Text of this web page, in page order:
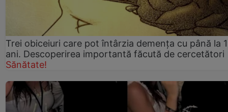
Trei obiceiuri care pot întârzia demența cu până la
ani. Descoperirea importantă făcută de cercetători
Sănătate!